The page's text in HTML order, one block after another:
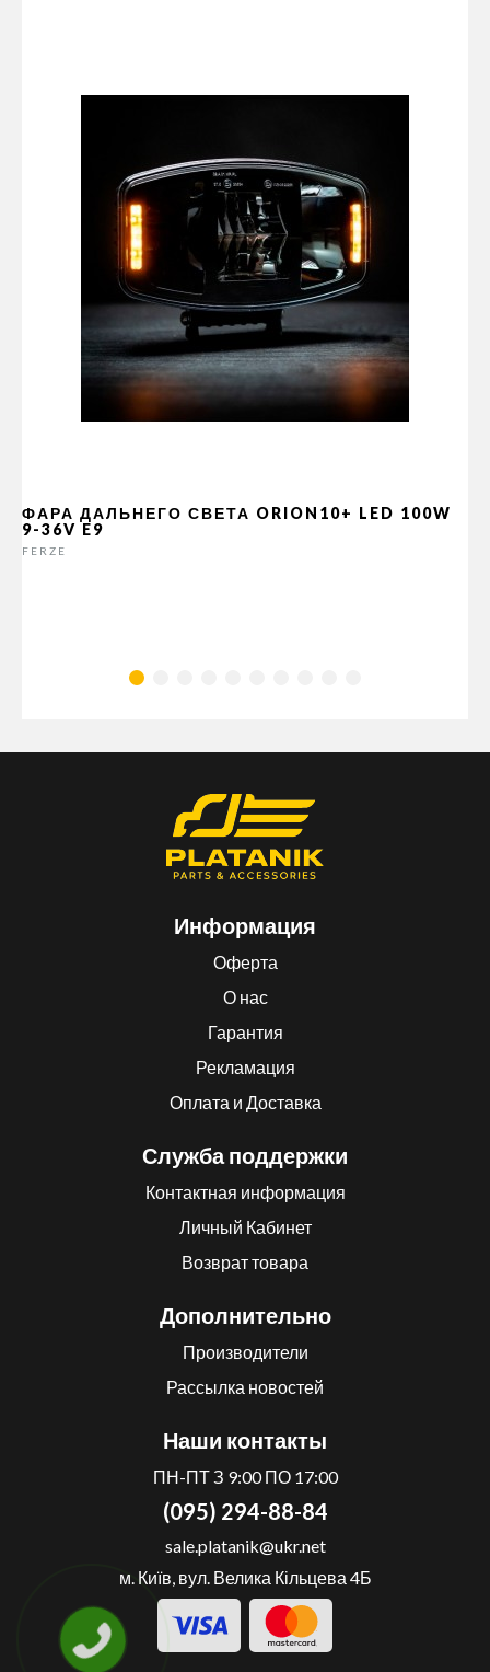
ФАРА ДАЛЬНЕГО СВЕТА ORION10+ LED 100W
9-36V E9
FERZE
Информация
Оферта
О нас
Гарантия
Рекламация
Оплата и Доставка
Служба поддержки
Контактная информация
Личный Кабинет
Возврат товара
Дополнительно
Производители
Рассылка новостей
Наши контакты
ПН-ПТ З 9:00 ПО 17:00
(095) 294-88-84
sale.platanik@ukr.net
м. Київ, вул. Велика Кільцева 4Б